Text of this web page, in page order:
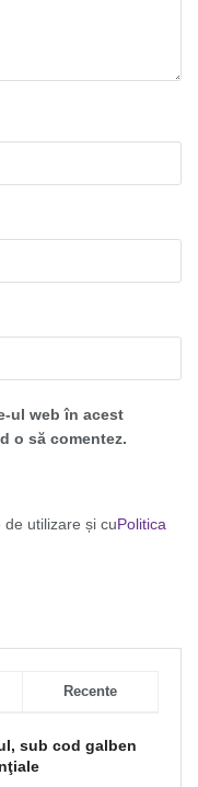
ul web în acest
o să comentez.
utilizare și cuPolitica
Recente
sub cod galben